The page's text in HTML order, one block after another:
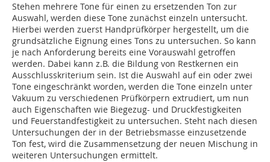
Stehen mehrere Tone für einen zu ersetzenden Ton zur
Auswahl, werden diese Tone zunächst einzeln untersucht.
Hierbei werden zuerst Handprüfkörper hergestellt, um die
grundsätzliche Eignung eines Tons zu untersuchen. So kann
je nach Anforderung bereits eine Vorauswahl getroffen
werden. Dabei kann z.B. die Bildung von Restkernen ein
Ausschlusskriterium sein. Ist die Auswahl auf ein oder zwei
Tone eingeschränkt worden, werden die Tone einzeln unter
Vakuum zu verschiedenen Prüfkörpern extrudiert, um nun
auch Eigenschaften wie Biegezug- und Druckfestigkeiten
und Feuerstandfestigkeit zu untersuchen. Steht nach diesen
Untersuchungen der in der Betriebsmasse einzusetzende
Ton fest, wird die Zusammensetzung der neuen Mischung in
weiteren Untersuchungen ermittelt.